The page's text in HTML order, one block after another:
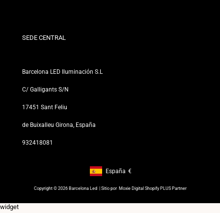
Nuestras Tiendas
SEDE CENTRAL
Barcelona LED Iluminación S.L
C/ Galligants S/N
17451 Sant Feliu
de Buixalleu Girona, España
932418081
Footer: España, €
España €
Copyright © 2026 Barcelona Led | Sitio por Moxie Digital Shopify PLUS Partner
widget